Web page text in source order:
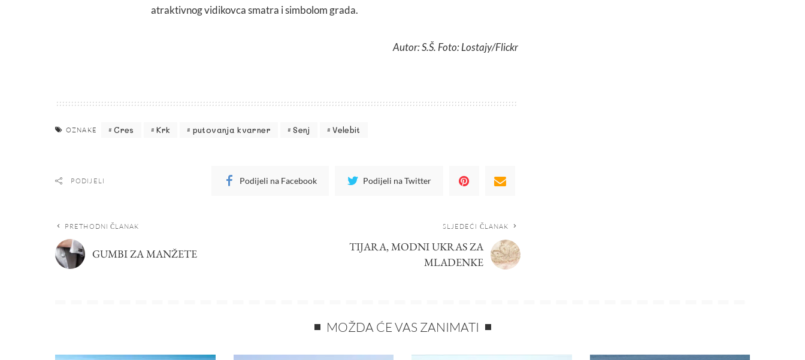
atraktivnog vidikovca smatra i simbolom grada.
Autor: S.Š. Foto: Lostajy/Flickr
OZNAKE Cres Krk putovanja kvarner Senj Velebit
PODIJELI Podijeli na Facebook Podijeli na Twitter
PRETHODNI ČLANAK
GUMBI ZA MANŽETE
SLJEDEĆI ČLANAK
TIJARA, MODNI UKRAS ZA
MLADENKE
MOŽDA ĆE VAS ZANIMATI